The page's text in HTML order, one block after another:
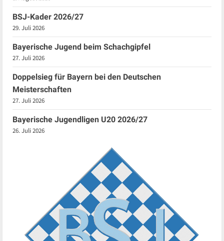
BSJ-Kader 2026/27
29. Juli 2026
Bayerische Jugend beim Schachgipfel
27. Juli 2026
Doppelsieg für Bayern bei den Deutschen
Meisterschaften
27. Juli 2026
Bayerische Jugendligen U20 2026/27
26. Juli 2026